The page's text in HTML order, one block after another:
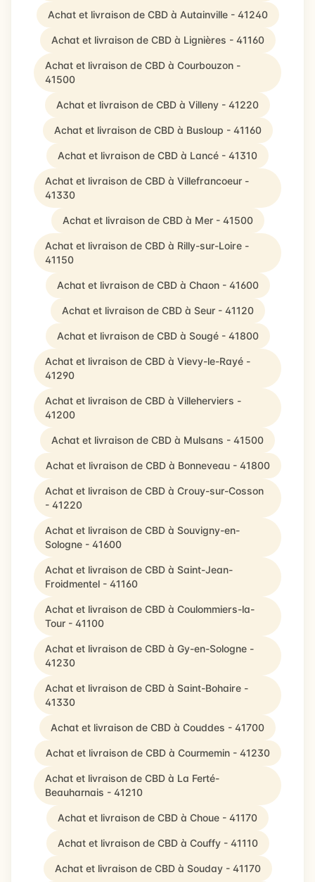
Achat et livraison de CBD à Autainville - 41240
Achat et livraison de CBD à Lignières - 41160
Achat et livraison de CBD à Courbouzon -
41500
Achat et livraison de CBD à Villeny - 41220
Achat et livraison de CBD à Busloup - 41160
Achat et livraison de CBD à Lancé - 41310
Achat et livraison de CBD à Villefrancoeur -
41330
Achat et livraison de CBD à Mer - 41500
Achat et livraison de CBD à Rilly-sur-Loire -
41150
Achat et livraison de CBD à Chaon - 41600
Achat et livraison de CBD à Seur - 41120
Achat et livraison de CBD à Sougé - 41800
Achat et livraison de CBD à Vievy-le-Rayé -
41290
Achat et livraison de CBD à Villeherviers -
41200
Achat et livraison de CBD à Mulsans - 41500
Achat et livraison de CBD à Bonneveau - 41800
Achat et livraison de CBD à Crouy-sur-Cosson
- 41220
Achat et livraison de CBD à Souvigny-en-
Sologne - 41600
Achat et livraison de CBD à Saint-Jean-
Froidmentel - 41160
Achat et livraison de CBD à Coulommiers-la-
Tour - 41100
Achat et livraison de CBD à Gy-en-Sologne -
41230
Achat et livraison de CBD à Saint-Bohaire -
41330
Achat et livraison de CBD à Couddes - 41700
Achat et livraison de CBD à Courmemin - 41230
Achat et livraison de CBD à La Ferté-
Beauharnais - 41210
Achat et livraison de CBD à Choue - 41170
Achat et livraison de CBD à Couffy - 41110
Achat et livraison de CBD à Souday - 41170